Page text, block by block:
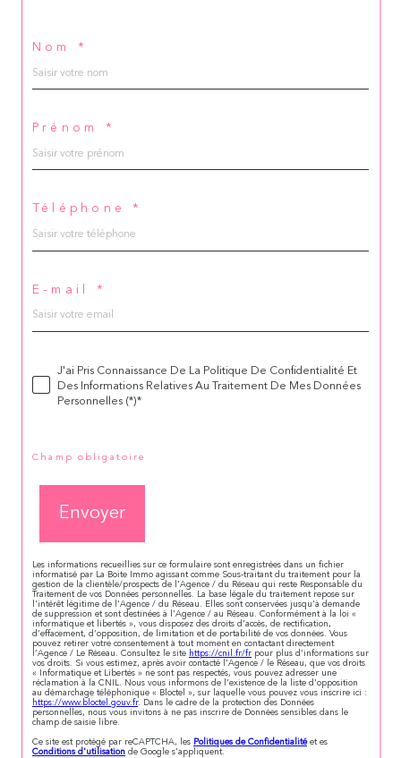
Nom *
Prénom *
Téléphone *
E-mail *
J'ai Pris Connaissance De La Politique De Confidentialité Et
Des Informations Relatives Au Traitement De Mes Données
Personnelles (*)*
* Champ obligatoire
Envoyer
Les informations recueillies sur ce formulaire sont enregistrées dans un fichier
informatisé par La Boite Immo agissant comme Sous-traitant du traitement pour la
gestion de la clientèle/prospects de l'Agence / du Réseau qui reste Responsable du
Traitement de vos Données personnelles. La base légale du traitement repose sur
l'intérêt légitime de l'Agence / du Réseau. Elles sont conservées jusqu'à demande
de suppression et sont destinées à l'Agence / au Réseau. Conformément à la loi «
informatique et libertés », vous disposez des droits d’accès, de rectification,
d’effacement, d’opposition, de limitation et de portabilité de vos données. Vous
pouvez retirer votre consentement à tout moment en contactant directement
l’Agence / Le Réseau. Consultez le site https://cnil.fr/fr pour plus d’informations sur
vos droits. Si vous estimez, après avoir contacté l'Agence / le Réseau, que vos droits
« Informatique et Libertés » ne sont pas respectés, vous pouvez adresser une
réclamation à la CNIL. Nous vous informons de l’existence de la liste d'opposition
au démarchage téléphonique « Bloctel », sur laquelle vous pouvez vous inscrire ici :
https://www.bloctel.gouv.fr. Dans le cadre de la protection des Données
personnelles, nous vous invitons à ne pas inscrire de Données sensibles dans le
champ de saisie libre.
Ce site est protégé par reCAPTCHA, les Politiques de Confidentialitéet es
Conditions d'utilisation de Google s'appliquent.